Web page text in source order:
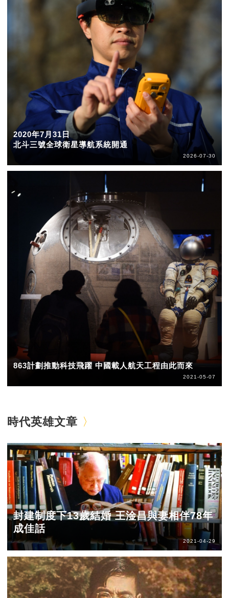
2020年7月31日
北斗三號全球衛星導航系統開通
2026-07-30
863計劃推動科技飛躍 中國載人航天工程由此而來
2021-05-07
時代英雄文章
封建制度下13歲結婚 王淦昌與妻相伴78年
成佳話
2021-04-29